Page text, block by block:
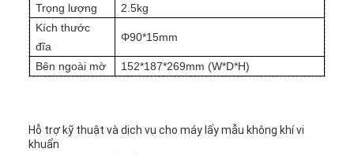
Trọng lượng
2.5kg
Kích thước
đĩa
Φ90*15mm
Bên ngoài mờ 152*187*269mm (W*D*H)
Hỗ trợ kỹ thuật và dịch vụ cho máy lấy mẫu không khí vi
khuẩn